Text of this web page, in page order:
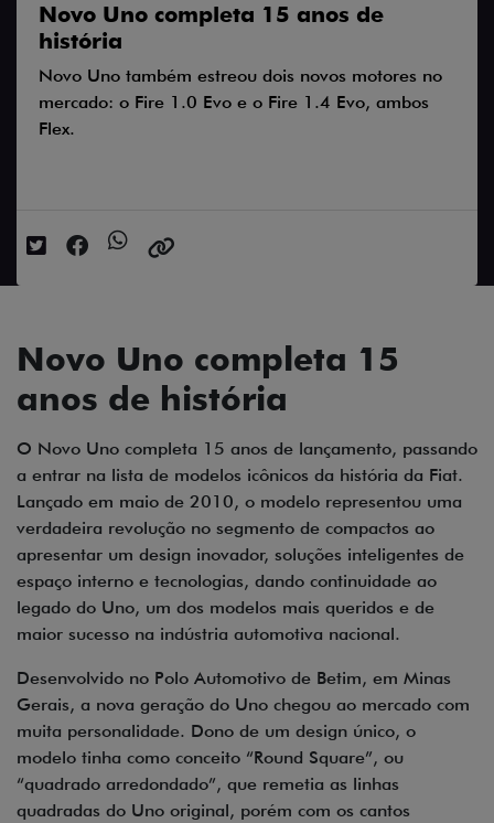
Novo Uno completa 15 anos de
história
Novo Uno também estreou dois novos motores no
mercado: o Fire 1.0 Evo e o Fire 1.4 Evo, ambos
Flex.
Novo Uno completa 15
anos de história
O Novo Uno completa 15 anos de lançamento, passando
a entrar na lista de modelos icônicos da história da Fiat.
Lançado em maio de 2010, o modelo representou uma
verdadeira revolução no segmento de compactos ao
apresentar um design inovador, soluções inteligentes de
espaço interno e tecnologias, dando continuidade ao
legado do Uno, um dos modelos mais queridos e de
maior sucesso na indústria automotiva nacional.
Desenvolvido no Polo Automotivo de Betim, em Minas
Gerais, a nova geração do Uno chegou ao mercado com
muita personalidade. Dono de um design único, o
modelo tinha como conceito “Round Square”, ou
“quadrado arredondado”, que remetia as linhas
quadradas do Uno original, porém com os cantos